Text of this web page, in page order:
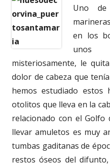
Uno
en los
unos
misteriosamente, le
dolor de cabeza que
hemos estudiado estos
otolitos que lleva en la
relacionado con el Golfo
llevar amuletos es muy
tumbas gaditanas de
restos óseos del